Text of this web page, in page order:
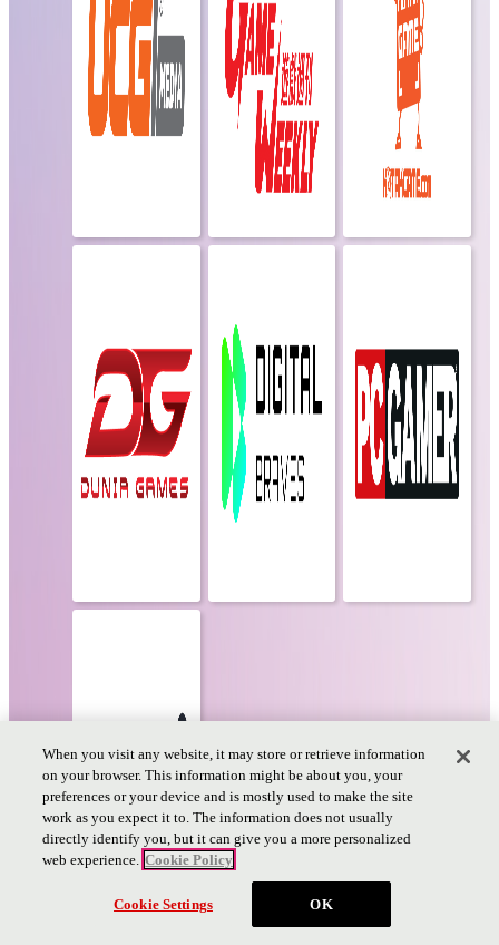
チケット
When you visit any website, it may store or retrieve information
on your browser. This information might be about you, your
preferences or your device and is mostly used to make the site
work as you expect it to. The information does not usually
directly identify you, but it can give you a more personalized
web experience. Cookie Policy
Cookie Settings OK